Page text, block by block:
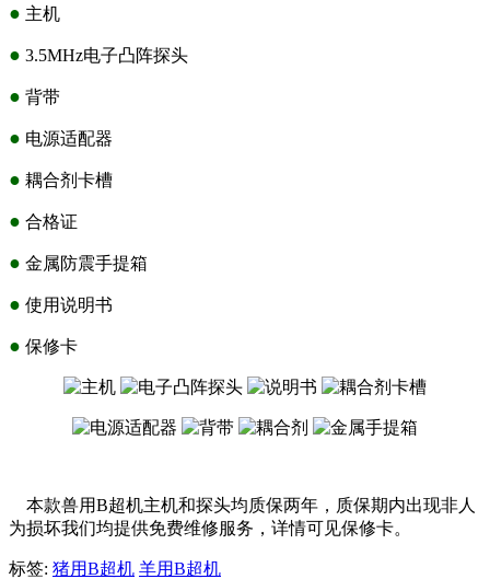
● 主机
● 3.5MHz电子凸阵探头
● 背带
● 电源适配器
● 耦合剂卡槽
● 合格证
● 金属防震手提箱
● 使用说明书
● 保修卡
本款兽用B超机主机和探头均质保两年，质保期内出现非人
为损坏我们均提供免费维修服务，详情可见保修卡。
标签: 猪用B超机 羊用B超机